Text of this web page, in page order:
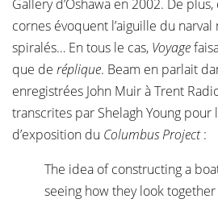
Gallery d’Oshawa en 2002. De
cornes évoquent l’aiguille du narval
spiralés… En tous le cas, Voyage
que de réplique. Beam en parlait
enregistrées John Muir à Trent
transcrites par Shelagh Young pour
d’exposition du Columbus Project:
The idea of constructing a
seeing how they look